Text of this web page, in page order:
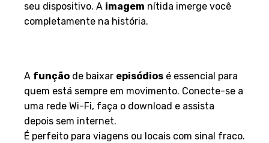
seu dispositivo. A imagem nítida imerge você
completamente na história.
A função de baixar episódios é essencial para
quem está sempre em movimento. Conecte-se a
uma rede Wi-Fi, faça o download e assista
depois sem internet.
É perfeito para viagens ou locais com sinal fraco.